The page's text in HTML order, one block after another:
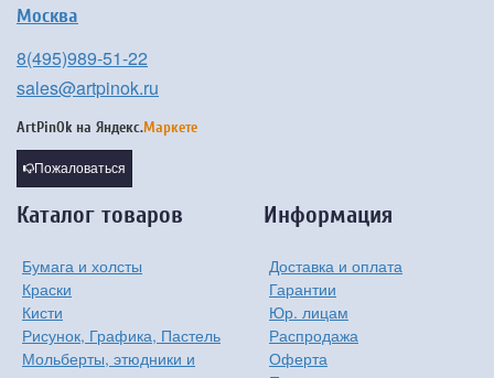
Москва
8(495)989-51-22
sales@artpinok.ru
ArtPinOk на Яндекс.Маркете
Пожаловаться
Каталог товаров
Бумага и холсты
Краски
Кисти
Рисунок, Графика, Пастель
Мольберты, этюдники и
Информация
Доставка и оплата
Гарантии
Юр. лицам
Распродажа
Оферта